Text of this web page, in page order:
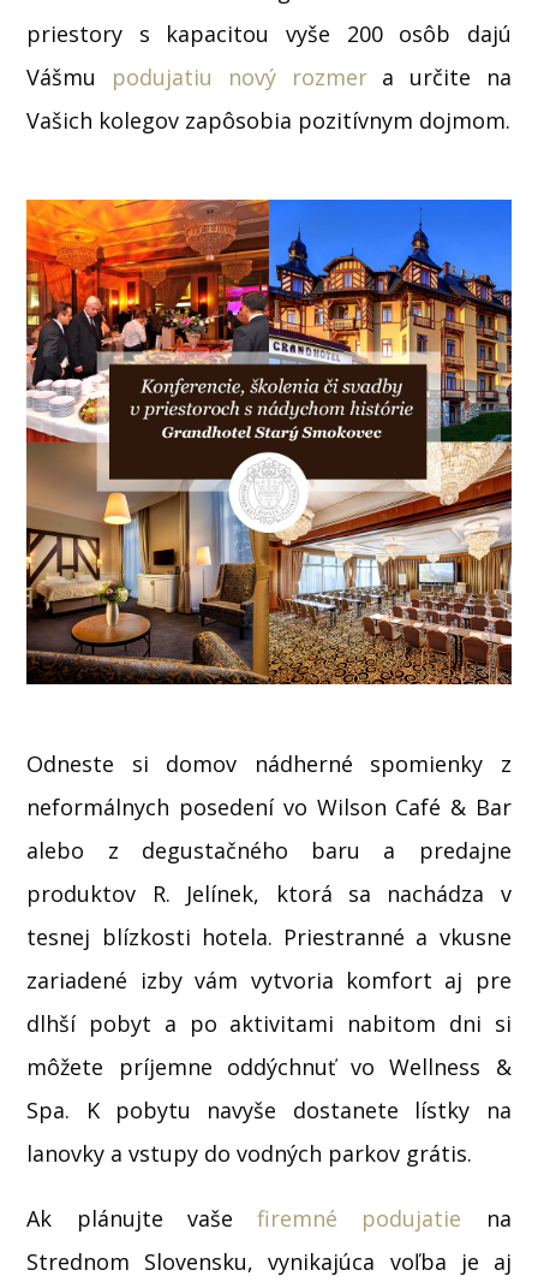
priestory s kapacitou vyše 200 osôb dajú
Vášmu podujatiu nový rozmera určite na
Vašich kolegov zapôsobia pozitívnym dojmom.
Odneste si domov nádherné spomienky z
neformálnych posedení vo Wilson Café & Bar
alebo z degustačného baru a predajne
produktov R. Jelínek, ktorá sa nachádza v
tesnej blízkosti hotela. Priestranné a vkusne
zariadené izby vám vytvoria komfort aj pre
dlhší pobyt a po aktivitami nabitom dni si
môžete príjemne oddýchnuť vo Wellness &
Spa. K pobytu navyše dostanete lístky na
lanovky a vstupy do vodných parkov grátis.
Ak plánujte vašefiremné podujatie na
Strednom Slovensku, vynikajúca voľba je aj